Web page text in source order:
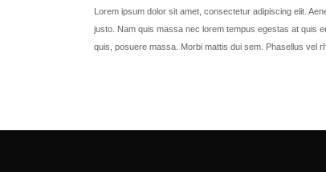
Lorem ipsum dolor sit amet, consectetur adipiscing elit.
justo. Nam quis massa nec lorem tempus egestas at quis
quis, posuere massa. Morbi mattis dui sem. Phasellus vel